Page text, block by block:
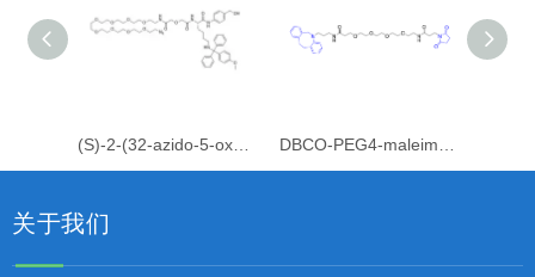
关于我们